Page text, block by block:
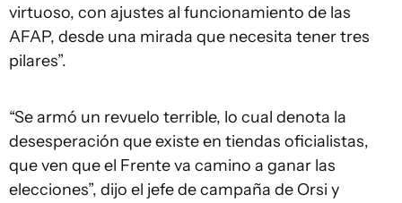
virtuoso, con ajustes al funcionamiento de las
AFAP, desde una mirada que necesita tener tres
pilares”.
“Se armó un revuelo terrible, lo cual denota la
desesperación que existe en tiendas oficialistas,
que ven que el Frente va camino a ganar las
elecciones”, dijo el jefe de campaña de Orsi y